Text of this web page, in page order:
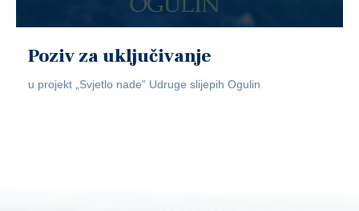
Poziv za uključivanje
u projekt „Svjetlo nade” Udruge slijepih Ogulin